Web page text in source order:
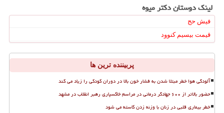
لینک دوستان دكتر میوه
فیش حج
قیمت بیسیم کنوود
پربیننده ترین ها
آلودگی هوا خطر مبتلا شدن به فشار خون بالا در دوران کودکی را زیاد می کند
حضور بالاتر از ۶۰۰ جهادگر درمانی در مراسم خاکسپاری رهبر انقلاب در مشهد
خطر بیماری قلبی در زنان با وزنه زدن کاسته می شود